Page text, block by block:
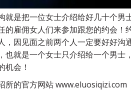
是把一位女士介绍给好几十个
雇佣女人们来参加跟您的约会
因见面之前两个人一定要好好
就是一个女士只介绍给一个男士
会！
所的官方网站 www.eluosiqizi.com